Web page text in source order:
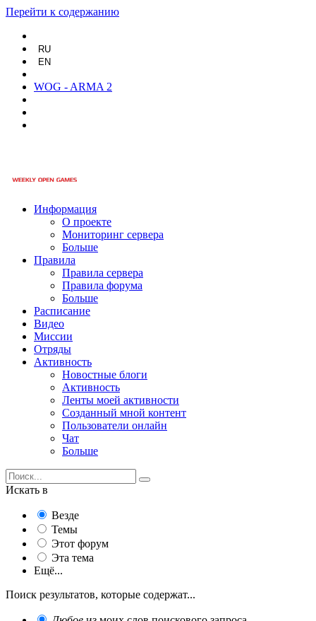
Перейти к содержанию
RU
EN
WOG - ARMA 2
Информация
О проекте
Мониторинг сервера
Больше
Правила
Правила сервера
Правила форума
Больше
Расписание
Видео
Миссии
Отряды
Активность
Новостные блоги
Активность
Ленты моей активности
Созданный мной контент
Пользователи онлайн
Чат
Больше
Искать в
Везде
Темы
Этот форум
Эта тема
Ещё...
Поиск результатов, которые содержат...